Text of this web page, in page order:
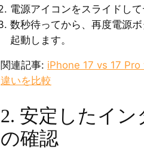
電源アイコンをスライドし
数秒待ってから、再度電源
起動します。
関連記事: iPhone 17 vs 17
違いを比較
2. 安定したイ
の確認